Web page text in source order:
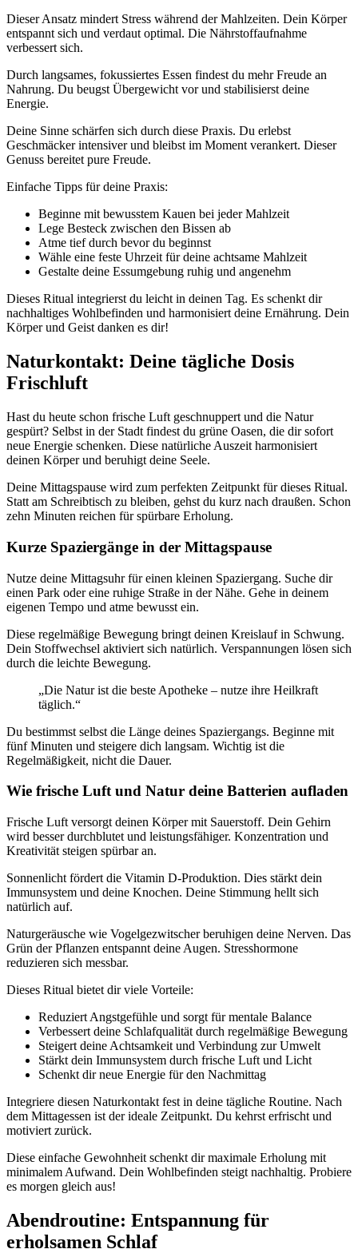
Dieser Ansatz mindert Stress während der Mahlzeiten. Dein Körper
entspannt sich und verdaut optimal. Die Nährstoffaufnahme
verbessert sich.
Durch langsames, fokussiertes Essen findest du mehr Freude an
Nahrung. Du beugst Übergewicht vor und stabilisierst deine
Energie.
Deine Sinne schärfen sich durch diese Praxis. Du erlebst
Geschmäcker intensiver und bleibst im Moment verankert. Dieser
Genuss bereitet pure Freude.
Einfache Tipps für deine Praxis:
Beginne mit bewusstem Kauen bei jeder Mahlzeit
Lege Besteck zwischen den Bissen ab
Atme tief durch bevor du beginnst
Wähle eine feste Uhrzeit für deine achtsame Mahlzeit
Gestalte deine Essumgebung ruhig und angenehm
Dieses Ritual integrierst du leicht in deinen Tag. Es schenkt dir
nachhaltiges Wohlbefinden und harmonisiert deine Ernährung. Dein
Körper und Geist danken es dir!
Naturkontakt: Deine tägliche Dosis
Frischluft
Hast du heute schon frische Luft geschnuppert und die Natur
gespürt? Selbst in der Stadt findest du grüne Oasen, die dir sofort
neue Energie schenken. Diese natürliche Auszeit harmonisiert
deinen Körper und beruhigt deine Seele.
Deine Mittagspause wird zum perfekten Zeitpunkt für dieses Ritual.
Statt am Schreibtisch zu bleiben, gehst du kurz nach draußen. Schon
zehn Minuten reichen für spürbare Erholung.
Kurze Spaziergänge in der Mittagspause
Nutze deine Mittagsuhr für einen kleinen Spaziergang. Suche dir
einen Park oder eine ruhige Straße in der Nähe. Gehe in deinem
eigenen Tempo und atme bewusst ein.
Diese regelmäßige Bewegung bringt deinen Kreislauf in Schwung.
Dein Stoffwechsel aktiviert sich natürlich. Verspannungen lösen sich
durch die leichte Bewegung.
„Die Natur ist die beste Apotheke – nutze ihre Heilkraft
täglich.“
Du bestimmst selbst die Länge deines Spaziergangs. Beginne mit
fünf Minuten und steigere dich langsam. Wichtig ist die
Regelmäßigkeit, nicht die Dauer.
Wie frische Luft und Natur deine Batterien aufladen
Frische Luft versorgt deinen Körper mit Sauerstoff. Dein Gehirn
wird besser durchblutet und leistungsfähiger. Konzentration und
Kreativität steigen spürbar an.
Sonnenlicht fördert die Vitamin D-Produktion. Dies stärkt dein
Immunsystem und deine Knochen. Deine Stimmung hellt sich
natürlich auf.
Naturgeräusche wie Vogelgezwitscher beruhigen deine Nerven. Das
Grün der Pflanzen entspannt deine Augen. Stresshormone
reduzieren sich messbar.
Dieses Ritual bietet dir viele Vorteile:
Reduziert Angstgefühle und sorgt für mentale Balance
Verbessert deine Schlafqualität durch regelmäßige Bewegung
Steigert deine Achtsamkeit und Verbindung zur Umwelt
Stärkt dein Immunsystem durch frische Luft und Licht
Schenkt dir neue Energie für den Nachmittag
Integriere diesen Naturkontakt fest in deine tägliche Routine. Nach
dem Mittagessen ist der ideale Zeitpunkt. Du kehrst erfrischt und
motiviert zurück.
Diese einfache Gewohnheit schenkt dir maximale Erholung mit
minimalem Aufwand. Dein Wohlbefinden steigt nachhaltig. Probiere
es morgen gleich aus!
Abendroutine: Entspannung für
erholsamen Schlaf